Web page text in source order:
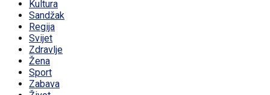
Kultura
Sandžak
Regija
Svijet
Zdravlje
Žena
Sport
Zabava